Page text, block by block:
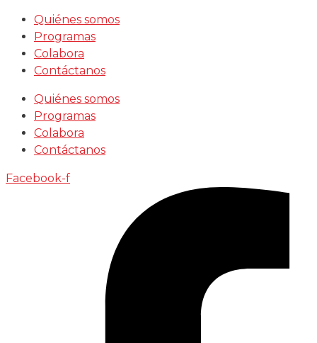
Saltar
contenido
Quiénes somos
Programas
Colabora
Contáctanos
Quiénes somos
Programas
Colabora
Contáctanos
Facebook-f